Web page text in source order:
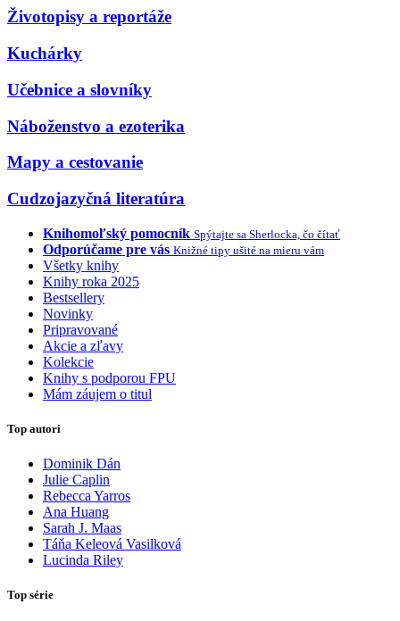
Životopisy a reportáže
Kuchárky
Učebnice a slovníky
Náboženstvo a ezoterika
Mapy a cestovanie
Cudzojazyčná literatúra
Knihomoľský pomocník Spýtajte sa Sherlocka, čo čítať
Odporúčame pre vás Knižné tipy ušité na mieru vám
Všetky knihy
Knihy roka 2025
Bestsellery
Novinky
Pripravované
Akcie a zľavy
Kolekcie
Knihy s podporou FPU
Mám záujem o titul
Top autori
Dominik Dán
Julie Caplin
Rebecca Yarros
Ana Huang
Sarah J. Maas
Táňa Keleová Vasilková
Lucinda Riley
Top série